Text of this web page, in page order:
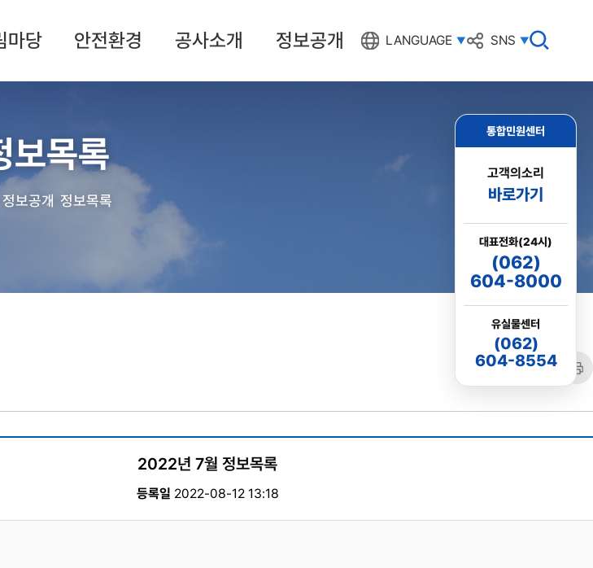
마당 안전환경 공사소개 정보공개 LANGUAGE SNS
검
색
열
통합민원센터
고객의소리
바로가기
대표전화(24시)
(062)
604-8000
유실물센터
(062)
604-8554
보목록
정보공개 정보목록
공유
링크
프린
트
2022년 7월 정보목록
등록일 2022-08-12 13:18